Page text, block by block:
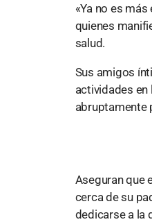
«Ya no es
quienes
salud.
Sus amigos
actividades en
abruptamente
Aseguran que
cerca de su
dedicarse a la